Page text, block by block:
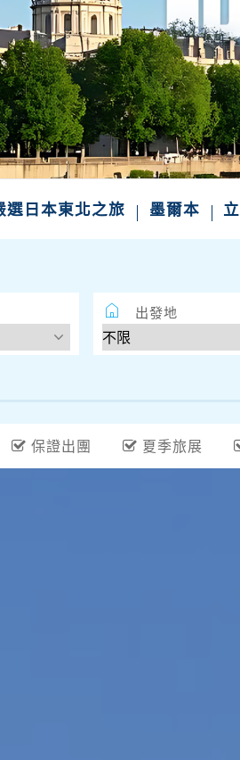
嚴選日本東北之旅 墨爾本
出發地
保證出團 夏季旅展